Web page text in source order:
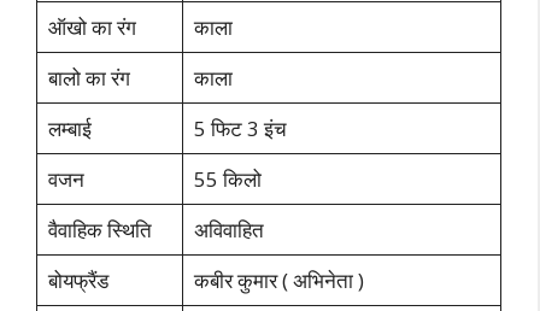
ऑखो का रंग
काला
बालो का रंग
काला
लम्बाई
5 फिट 3 इंच
वजन
55 किलो
वैवाहिक स्थिति
अविवाहित
बोयफ्रैंड
कबीर कुमार ( अभिनेता )